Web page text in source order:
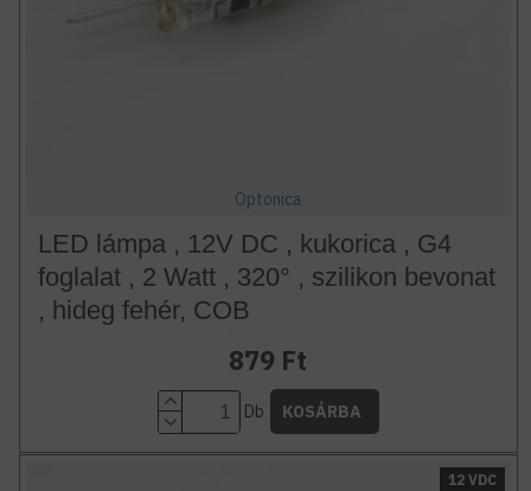
Optonica
LED lámpa , 12V DC , kukorica , G4
foglalat , 2 Watt , 320° , szilikon bevonat
, hideg fehér, COB
879 Ft
Db KOSÁRBA
12 VDC